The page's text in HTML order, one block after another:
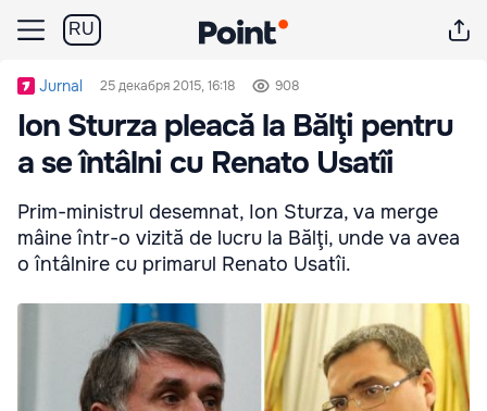
RU
Jurnal 25 декабря 2015, 16:18 908
Ion Sturza pleacă la Bălţi pentru
a se întâlni cu Renato Usatîi
Prim-ministrul desemnat, Ion Sturza, va merge
mâine într-o vizită de lucru la Bălţi, unde va avea
o întâlnire cu primarul Renato Usatîi.